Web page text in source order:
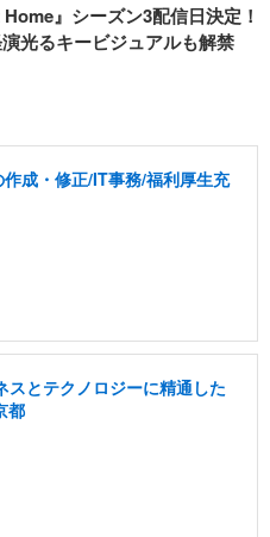
』シーズン3配信日決定！
光るキービジュアルも解禁
作成・修正/IT事務/福利厚生充
スとテクノロジーに精通した
都